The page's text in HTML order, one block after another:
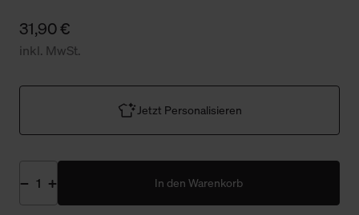
31,90 €
inkl. MwSt.
Jetzt Personalisieren
In den Warenkorb